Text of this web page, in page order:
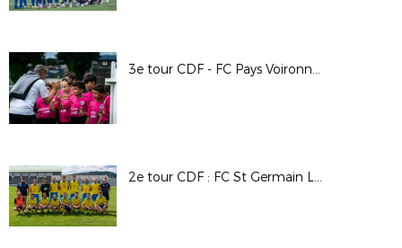
3e tour CDF - FC Pays Voironnais / AC Seyssinet Pariset - Arthur Farges
2e tour CDF : FC St Germain Laprade (D1) - US Fontannes (R3)